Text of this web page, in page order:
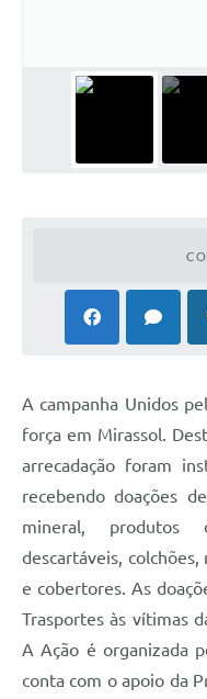
A campanha Unidos
força em Mirassol.
arrecadação foram
recebendo doações
mineral, produtos
descartáveis,
e cobertores. As
Trasportes às vítimas
A Ação é organizada
conta com o apoio da